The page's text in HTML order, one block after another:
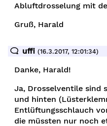
Abluftdrosselung mit
Gruß, Harald
uffi (16.3.2017, 12:01:34)
Danke, Harald!
Ja, Drosselventile sind
und hinten
Entlüftungsschlauch
die müssten nur noch